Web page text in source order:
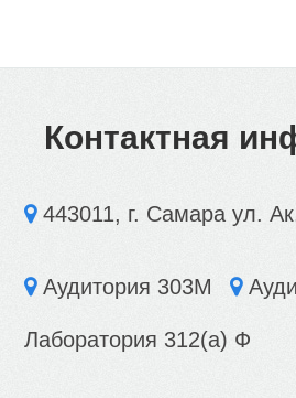
Контактная
443011, г. Самара ул.
Аудитория 303М
Лаборатория 312(а) Ф